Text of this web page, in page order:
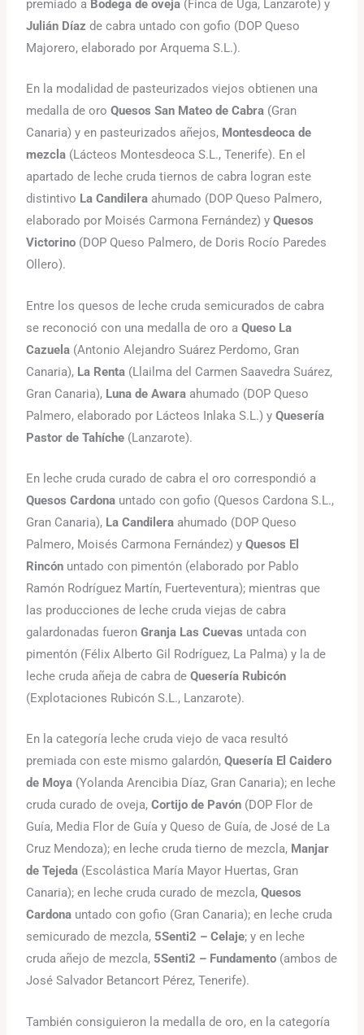
premiado a Bodega de oveja (Finca de Uga, Lanzarote) y
Julián Díaz de cabra untado con gofio (DOP Queso
Majorero, elaborado por Arquema S.L.).
En la modalidad de pasteurizados viejos obtienen una
medalla de oro Quesos San Mateo de Cabra (Gran
Canaria) y en pasteurizados añejos, Montesdeoca de
mezcla (Lácteos Montesdeoca S.L., Tenerife). En el
apartado de leche cruda tiernos de cabra logran este
distintivo La Candilera ahumado (DOP Queso Palmero,
elaborado por Moisés Carmona Fernández) yQuesos
Victorino (DOP Queso Palmero, de Doris Rocío Paredes
Ollero).
Entre los quesos de leche cruda semicurados de cabra
se reconoció con una medalla de oro aQueso La
Cazuela (Antonio Alejandro Suárez Perdomo, Gran
Canaria), La Renta (Llailma del Carmen Saavedra Suárez,
Gran Canaria), Luna de Awara ahumado (DOP Queso
Palmero, elaborado por Lácteos Inlaka S.L.) yQuesería
Pastor de Tahíche (Lanzarote).
En leche cruda curado de cabra el oro correspondió a
Quesos Cardona untado con gofio (Quesos Cardona S.L.,
Gran Canaria), La Candilera ahumado (DOP Queso
Palmero, Moisés Carmona Fernández) yQuesos El
Rincón untado con pimentón (elaborado por Pablo
Ramón Rodríguez Martín, Fuerteventura); mientras que
las producciones de leche cruda viejas de cabra
galardonadas fueronGranja Las Cuevas untada con
pimentón (Félix Alberto Gil Rodríguez, La Palma) y la de
leche cruda añeja de cabra deQuesería Rubicón
(Explotaciones Rubicón S.L., Lanzarote).
En la categoría leche cruda viejo de vaca resultó
premiada con este mismo galardón,Quesería El Caidero
de Moya (Yolanda Arencibia Díaz, Gran Canaria); en leche
cruda curado de oveja,Cortijo de Pavón (DOP Flor de
Guía, Media Flor de Guía y Queso de Guía, de José de La
Cruz Mendoza); en leche cruda tierno de mezcla, Manjar
de Tejeda (Escolástica María Mayor Huertas, Gran
Canaria); en leche cruda curado de mezcla,Quesos
Cardona untado con gofio (Gran Canaria); en leche cruda
semicurado de mezcla, 5Senti2 – Celaje; y en leche
cruda añejo de mezcla, 5Senti2 – Fundamento (ambos de
José Salvador Betancort Pérez, Tenerife).
También consiguieron la medalla de oro, en la categoría